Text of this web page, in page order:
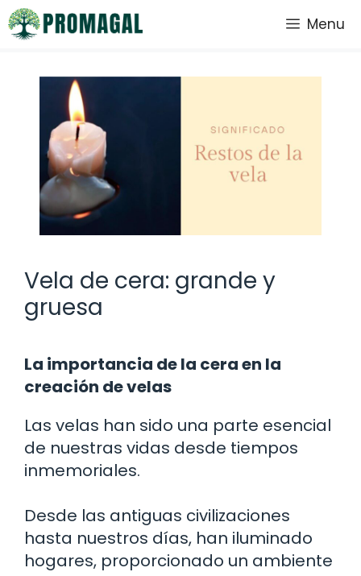
Saltar
al
Menu
Vela de cera: grande y
gruesa
La importancia de la cera en la
creación de velas
Las velas han sido una parte esencial
de nuestras vidas desde tiempos
inmemoriales.
Desde las antiguas civilizaciones
hasta nuestros días, han iluminado
hogares, proporcionado un ambiente